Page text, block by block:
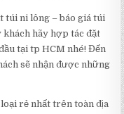
túi ni lông – báo giá túi
hãy hợp tác đặt
tại tp HCM nhé! Đến
sẽ nhận được những
rẻ nhất trên toàn địa